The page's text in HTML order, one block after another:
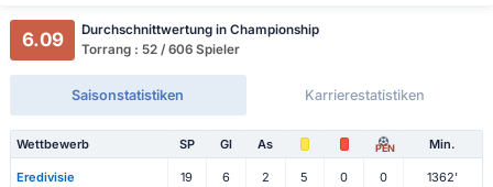
6.09
Durchschnittwertung in Championship
Torrang : 52 / 606 Spieler
Saisonstatistiken Karrierestatistiken
Wettbewerb SP Gl As PEN Min.
Eredivisie 19 6 2 5 0 0 1362'